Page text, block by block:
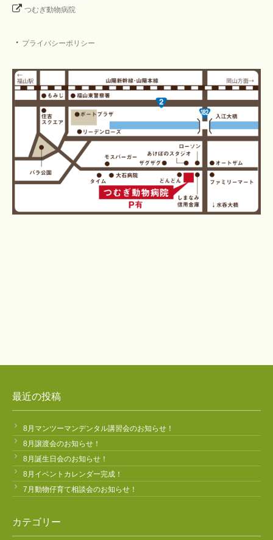
つむぎ動物病院
・ プライバシーポリシー
最近の投稿
8月マンツーマンデンタル講習会のお知らせ！
8月譲渡会のお知らせ！
8月誕生日会のお知らせ！
8月イベントカレンダー完成！
7月動物仔育て相談会のお知らせ！
カテゴリー